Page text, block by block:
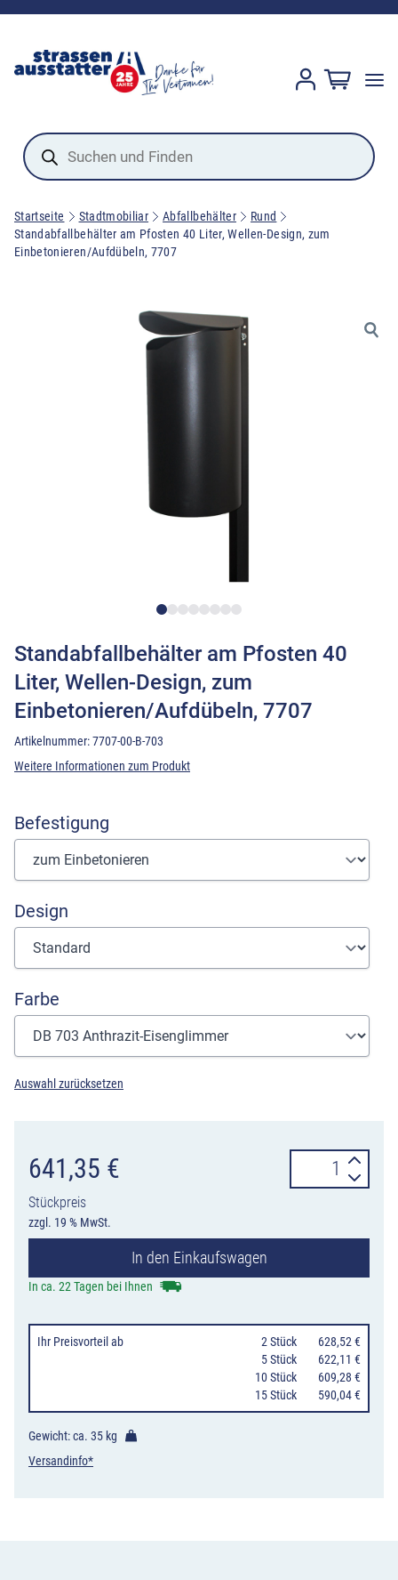
Products
search
Startseite Stadtmobiliar Abfallbehälter
Rund
Standabfallbehälter am Pfosten 40 Liter, Wellen-Design, zum
Einbetonieren/Aufdübeln, 7707
Standabfallbehälter am Pfosten 40
Liter, Wellen-Design, zum
Einbetonieren/Aufdübeln, 7707
Artikelnummer:7707-00-B-703
Weitere Informationen zum Produkt
Befestigung
Design
Farbe
Auswahl zurücksetzen
641,35 €
Stückpreis
zzgl. 19 % MwSt.
am
40
zum
Einbetonieren/
7707
Menge
In den Einkaufswagen
In ca. 22 Tagen bei Ihnen
Ihr Preisvorteil ab 2 Stück
628,52 €
5 Stück
622,11 €
10 Stück
609,28 €
15 Stück
590,04 €
Gewicht: ca. 35 kg
Versandinfo*